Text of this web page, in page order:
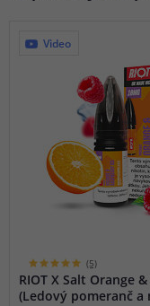
Video
(5)
RIOT X Salt Orange
(Ledový pomeranč a